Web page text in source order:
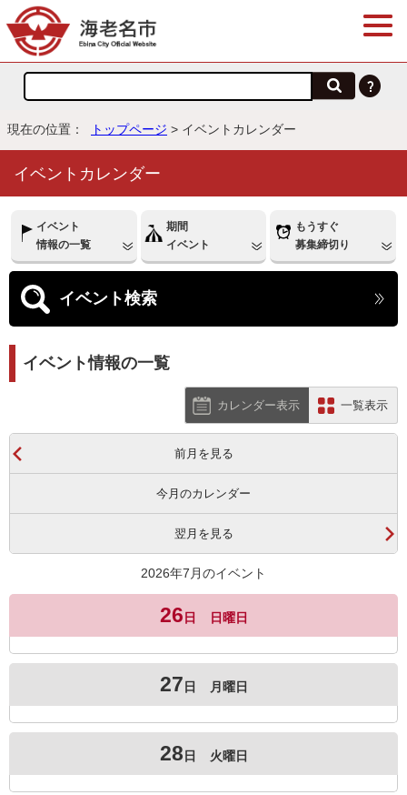
現在の位置： トップページ > イベントカレンダー
イベントカレンダー
イベント
情報の一覧
期間
イベント
もうすぐ
募集締切り
イベント検索
イベント情報の一覧
カレンダー表示 一覧表示
前月を見る
今月のカレンダー
翌月を見る
2026年7月のイベント
26 日 日曜日
27 日 月曜日
28 日 火曜日